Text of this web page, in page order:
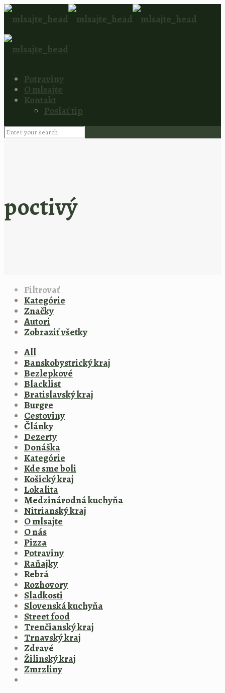
Potraviny
O mlsajte
Kontakt
Poslať tip
poctivý
Filtrovať
Kategórie
Značky
Autori
Zobraziť všetky
All
Banskobystrický kraj
Bezlepkové
Blacklist
Bratislavský kraj
Burgre
Cestoviny
Články
Dezerty
Donáška
Kategórie
Kde sme boli
Košický kraj
Lokalita
Medzinárodná kuchyňa
Nitrianský kraj
O mlsajte
O nás
Pizza
Potraviny
Raňajky
Rebrá
Rozhovory
Sladkosti
Slovenská kuchyňa
Street food
Trenčianský kraj
Trnavský kraj
Zdravé
Žilinský kraj
Zmrzliny